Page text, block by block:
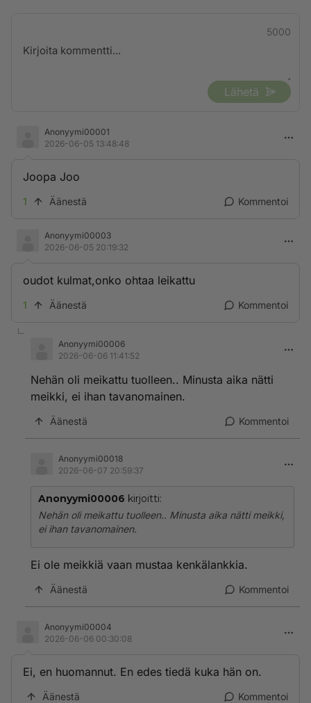
5000
Lähetä
Anonyymi00001
2026-06-05 13:48:48
Joopa Joo
1 Äänestä Kommentoi
Anonyymi00003
2026-06-05 20:19:32
oudot kulmat,onko ohtaa leikattu
1 Äänestä Kommentoi
Anonyymi00006
2026-06-06 11:41:52
Nehän oli meikattu tuolleen.. Minusta aika nätti
meikki, ei ihan tavanomainen.
Äänestä Kommentoi
Anonyymi00018
2026-06-07 20:59:37
Anonyymi00006 kirjoitti:
Nehän oli meikattu tuolleen.. Minusta aika nätti meikki,
ei ihan tavanomainen.
Ei ole meikkiä vaan mustaa kenkälankkia.
Äänestä Kommentoi
Anonyymi00004
2026-06-06 00:30:08
Ei, en huomannut. En edes tiedä kuka hän on.
Äänestä Kommentoi